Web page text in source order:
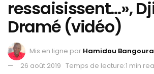
ressaisissent…»,
Dramé (vidéo)
Mis en ligne par Hamidou Bangoura
26 août 2019 Temps de lecture:1 min